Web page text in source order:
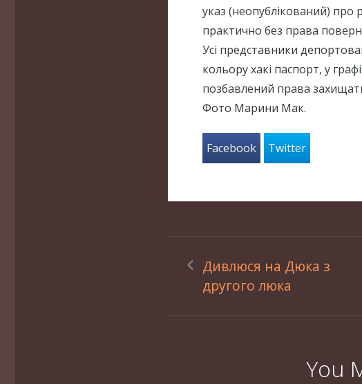
указ (неопублікований) про
практично без права
Усі представники
кольору хакі паспорт, у
позбавлений права
Фото Марини Мак.
Facebook Twitter
Дивлюся на Дюка з
другого люка
You